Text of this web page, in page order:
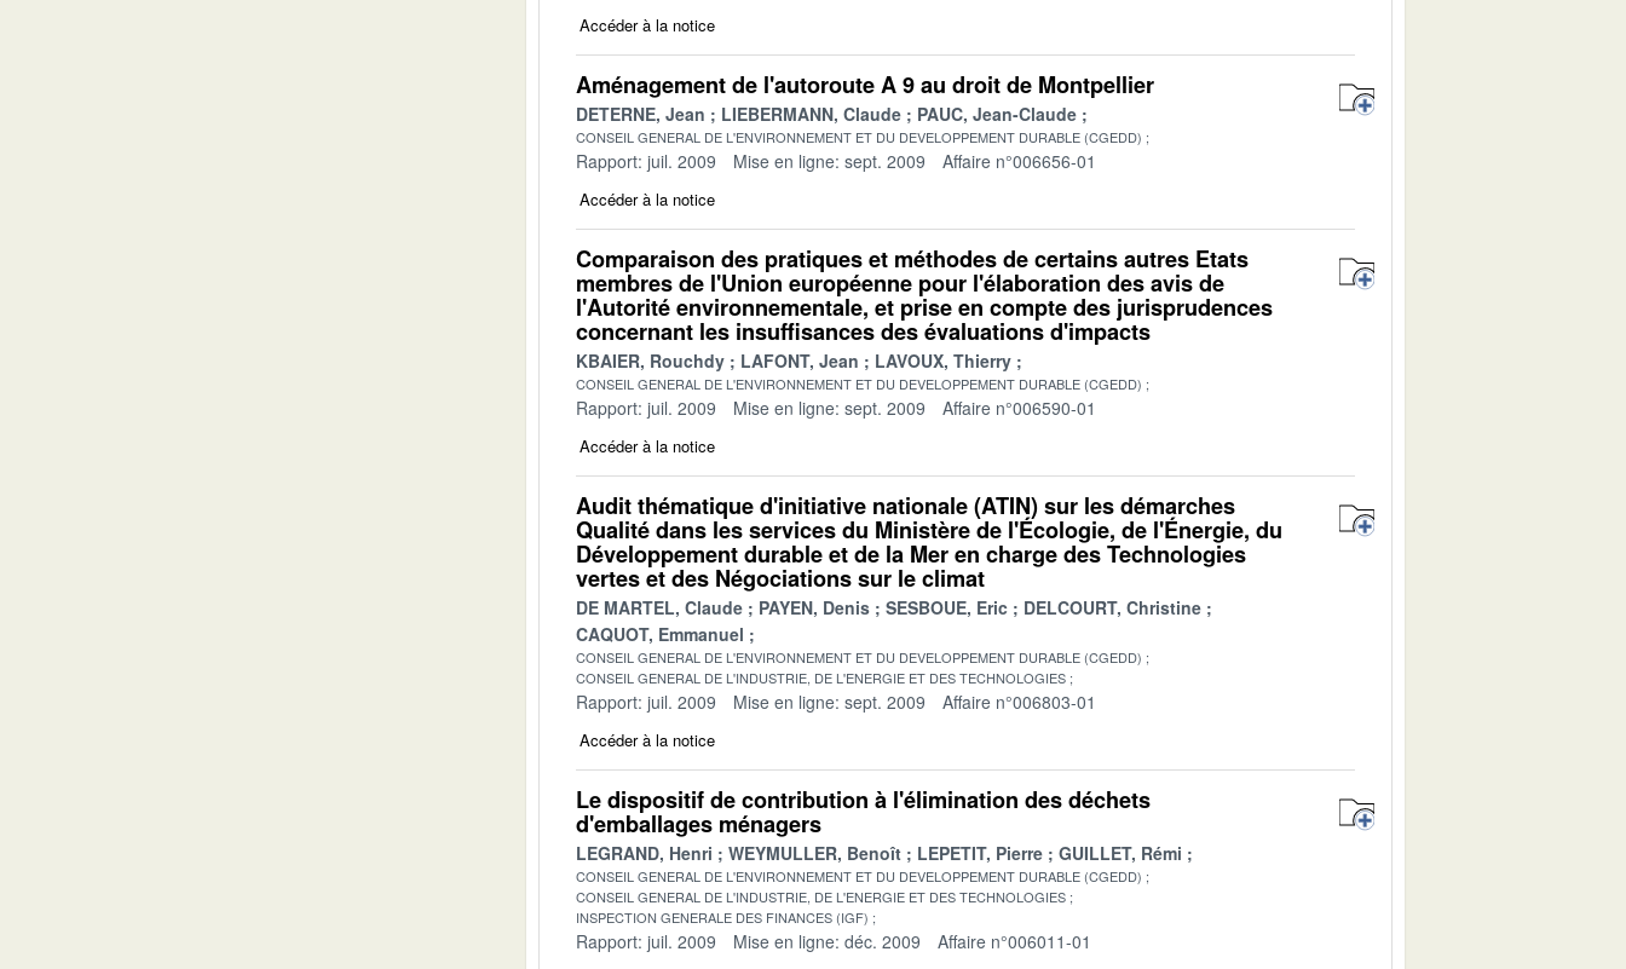
Accéder à la notice
Aménagement de l'autoroute A 9 au droit de Montpellier
DETERNE, Jean LIEBERMANN, Claude PAUC, Jean-Claude
CONSEIL GENERAL DE L'ENVIRONNEMENT ET DU DEVELOPPEMENT DURABLE (CGEDD)
Rapport: juil. 2009 Mise en ligne: sept. 2009 Affaire n°006656-01
Accéder à la notice
Comparaison des pratiques et méthodes de certains autres Etats
membres de l'Union européenne pour l'élaboration des avis de
l'Autorité environnementale, et prise en compte des jurisprudences
concernant les insuffisances des évaluations d'impacts
KBAIER, Rouchdy LAFONT, Jean LAVOUX, Thierry
CONSEIL GENERAL DE L'ENVIRONNEMENT ET DU DEVELOPPEMENT DURABLE (CGEDD)
Rapport: juil. 2009 Mise en ligne: sept. 2009 Affaire n°006590-01
Accéder à la notice
Audit thématique d'initiative nationale (ATIN) sur les démarches
Qualité dans les services du Ministère de l'Écologie, de l'Énergie, du
Développement durable et de la Mer en charge des Technologies
vertes et des Négociations sur le climat
DE MARTEL, Claude PAYEN, Denis SESBOUE, Eric
DELCOURT, Christine
CAQUOT, Emmanuel
CONSEIL GENERAL DE L'ENVIRONNEMENT ET DU DEVELOPPEMENT DURABLE (CGEDD)
CONSEIL GENERAL DE L'INDUSTRIE, DE L'ENERGIE ET DES TECHNOLOGIES
Rapport: juil. 2009 Mise en ligne: sept. 2009 Affaire n°006803-01
Accéder à la notice
Le dispositif de contribution à l'élimination des déchets
d'emballages ménagers
LEGRAND, Henri WEYMULLER, Benoît LEPETIT, Pierre GUILLET, Rémi
CONSEIL GENERAL DE L'ENVIRONNEMENT ET DU DEVELOPPEMENT DURABLE (CGEDD)
CONSEIL GENERAL DE L'INDUSTRIE, DE L'ENERGIE ET DES TECHNOLOGIES
INSPECTION GENERALE DES FINANCES (IGF)
Rapport: juil. 2009 Mise en ligne: déc. 2009 Affaire n°006011-01